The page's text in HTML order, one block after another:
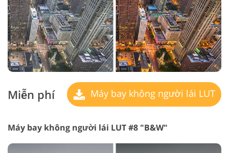
Miễn phí Máy bay không người lái LUT
Máy bay không người lái LUT #8 "B&W"